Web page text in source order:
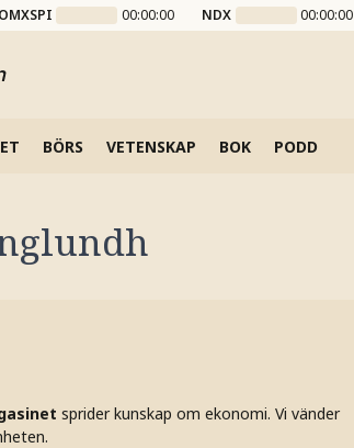
OMXSPI 00:00:00 NDX 00:00:00
BÖRS VETENSKAP BOK PODD
sprider kunskap om ekonomi. Vi vänder